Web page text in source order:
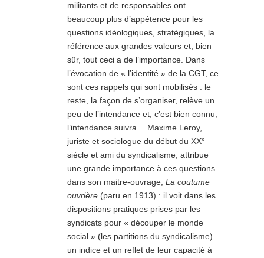
militants et de responsables ont
beaucoup plus d’appétence pour les
questions idéologiques, stratégiques, la
référence aux grandes valeurs et, bien
sûr, tout ceci a de l’importance. Dans
l’évocation de « l’identité » de la CGT, ce
sont ces rappels qui sont mobilisés : le
reste, la façon de s’organiser, relève un
peu de l’intendance et, c’est bien connu,
l’intendance suivra… Maxime Leroy,
juriste et sociologue du début du XX°
siècle et ami du syndicalisme, attribue
une grande importance à ces questions
dans son maitre-ouvrage, La coutume
ouvrière (paru en 1913) : il voit dans les
dispositions pratiques prises par les
syndicats pour « découper le monde
social » (les partitions du syndicalisme)
un indice et un reflet de leur capacité à